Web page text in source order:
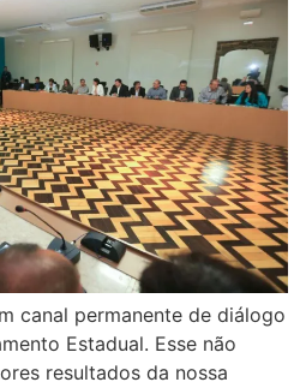
canal permanente de diálogo
Estadual. Esse não
resultados da nossa